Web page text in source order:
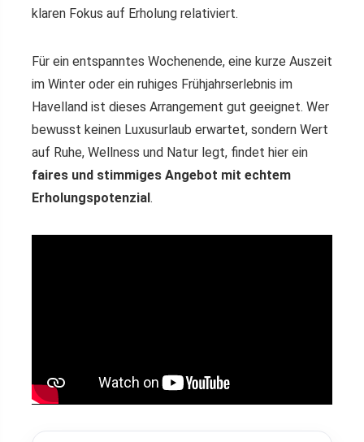
klaren Fokus auf Erholung relativiert.
Für ein entspanntes Wochenende, eine kurze Auszeit
im Winter oder ein ruhiges Frühjahrserlebnis im
Havelland ist dieses Arrangement gut geeignet. Wer
bewusst keinen Luxusurlaub erwartet, sondern Wert
auf Ruhe, Wellness und Natur legt, findet hier ein
faires und stimmiges Angebot mit echtem
Erholungspotenzial .